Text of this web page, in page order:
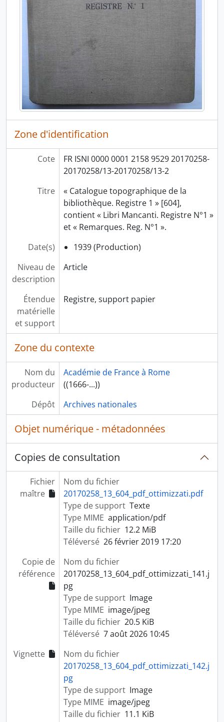
Zone d'identification
Cote
FR ISNI 0000 0001 2158 9529 20170258-
20170258/13-20170258/13-2
Titre
« Catalogue topographique de la
bibliothèque. Registre 1 » [604],
contient « Libri Mancanti. Registre N°1 »
et « Remarques. Reg. N°1 ».
Date(s)
1939 (Production)
Niveau de
description
Article
Étendue
matérielle
et support
Registre, support papier
Zone du contexte
Nom du
producteur
Académie de France à Rome
((1666-...))
Dépôt
Archives nationales
Objet numérique - métadonnées
Copies de consultation
Fichier
maître
Nom du fichier
20170258_13_604_pdf_ottimizzati.pdf
Type de support Texte
Type MIME application/pdf
Taille du fichier 12.2 MiB
Téléversé 26 février 2019 17:20
Copie de
référence
Nom du fichier
20170258_13_604_pdf_ottimizzati_141.j
pg
Type de support Image
Type MIME image/jpeg
Taille du fichier 20.5 KiB
Téléversé 7 août 2026 10:45
Vignette
Nom du fichier
20170258_13_604_pdf_ottimizzati_142.j
pg
Type de support Image
Type MIME image/jpeg
Taille du fichier 11.1 KiB